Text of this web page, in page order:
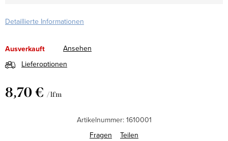
Detaillierte Informationen
Ausverkauft
Ansehen
Lieferoptionen
8,70 € / lfm
Artikelnummer: 1610001
Fragen
Teilen